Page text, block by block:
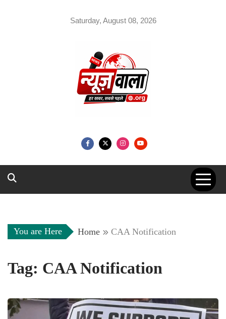
Saturday, August 08, 2026
You are Here Home CAA Notification
Tag: CAA Notification